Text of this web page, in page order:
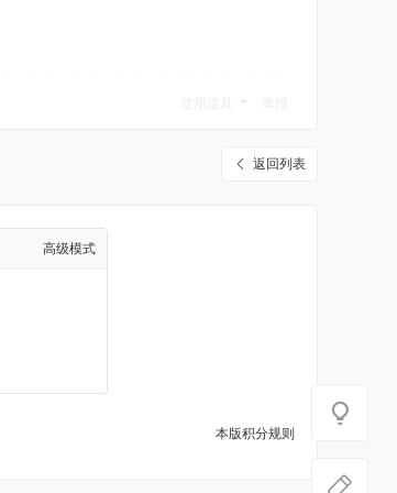
返回列表
高级模式
本版积分规则